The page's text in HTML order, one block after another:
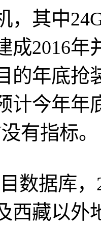
，其中
成2016
的年底抢
计今年年
有指标。
数据库
西藏以外